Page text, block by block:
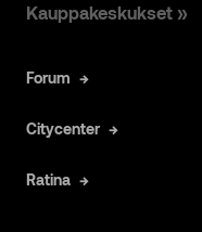
Kauppakeskukset »
Forum
Citycenter
Ratina